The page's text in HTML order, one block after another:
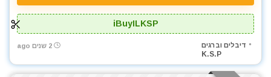
iBuyILKSP
דיבלים וברגים
K.S.P
2 שנים ago